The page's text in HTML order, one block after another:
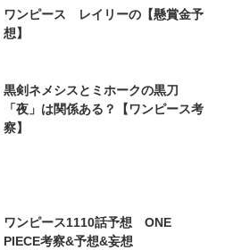
ワンピース レイリーの【懸賞金予
想】
黒剣ネメシスとミホークの黒刀
「夜」は関係ある？【ワンピース考
察】
ワンピース1110話予想 ONE
PIECE考察&予想&妄想